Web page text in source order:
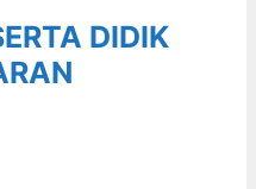
DIDIK